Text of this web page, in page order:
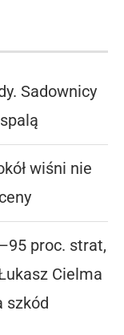
Sadownicy
wiśni nie
proc. strat,
Cielma
szkód